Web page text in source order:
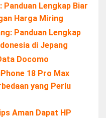
Panduan Lengkap Biar
Harga Miring
Panduan Lengkap
di Jepang
Docomo
18 Pro Max
yang Perlu
Aman Dapat HP